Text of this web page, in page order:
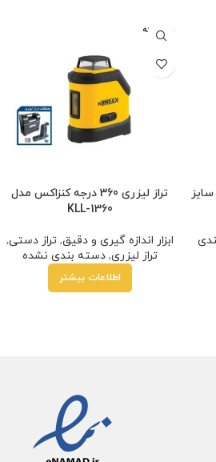
کارواش نووا مدل NTW4140 سایز
فروخته
شده
تراز لیزری 360 درجه کنزاکس مدل
KLL-1360
ابزار اندازه گیری و دقیق,تراز دستی,
تراز لیزری,دسته بندی نشده
اطلاعات بیشتر